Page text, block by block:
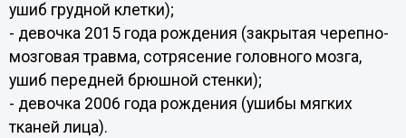
ушиб грудной клетки);
- девочка 2015 года рождения (закрытая черепно-
мозговая травма, сотрясение головного мозга,
ушиб передней брюшной стенки);
- девочка 2006 года рождения (ушибы мягких
тканей лица).